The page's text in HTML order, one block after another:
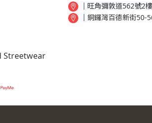
│ 旺角彌敦道562號2樓
│ 銅鑼灣百德新街50-
Streetwear